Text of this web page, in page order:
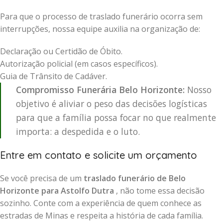
Para que o processo de traslado funerário ocorra sem
interrupções, nossa equipe auxilia na organização de:
Declaração ou Certidão de Óbito.
Autorização policial (em casos específicos).
Guia de Trânsito de Cadáver.
Compromisso Funerária Belo Horizonte: Nosso
objetivo é aliviar o peso das decisões logísticas
para que a família possa focar no que realmente
importa: a despedida e o luto.
Entre em contato e solicite um orçamento
Se você precisa de um traslado funerário de Belo
Horizonte para Astolfo Dutra , não tome essa decisão
sozinho. Conte com a experiência de quem conhece as
estradas de Minas e respeita a história de cada família.